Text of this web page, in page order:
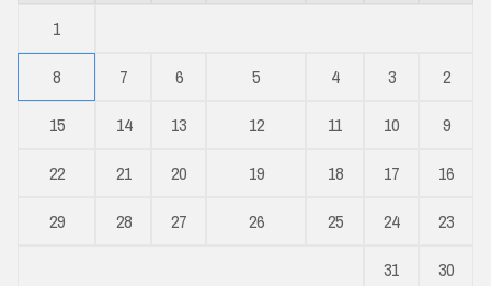
1
2
3
4
5
6
7
8
9
10
11
12
13
14
15
16
17
18
19
20
21
22
23
24
25
26
27
28
29
30
31